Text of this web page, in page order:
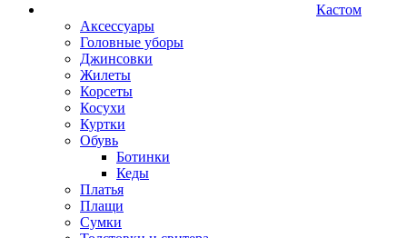
Кастом
Аксессуары
Головные уборы
Джинсовки
Жилеты
Корсеты
Косухи
Куртки
Обувь
Ботинки
Кеды
Платья
Плащи
Сумки